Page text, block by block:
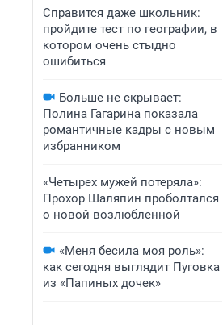
Справится даже школьник:
пройдите тест по географии, в
котором очень стыдно
ошибиться
Больше не скрывает:
Полина Гагарина показала
романтичные кадры с новым
избранником
«Четырех мужей потеряла»:
Прохор Шаляпин проболтался
о новой возлюбленной
«Меня бесила моя роль»:
как сегодня выглядит Пуговка
из «Папиных дочек»